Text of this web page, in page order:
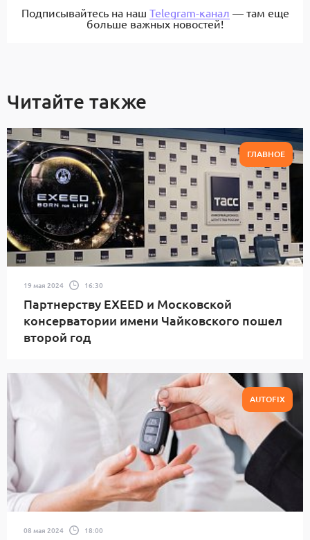
Подписывайтесь на наш Telegram-канал — там еще
больше важных новостей!
Читайте также
ГЛАВНОЕ
19 мая 2024 16:30
Партнерству EXEED и Московской
консерватории имени Чайковского пошел
второй год
AUTOFIX
08 мая 2024 18:00